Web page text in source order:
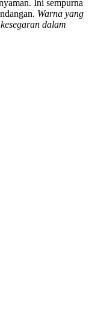
Ini sempurna
Warna yang
dalam